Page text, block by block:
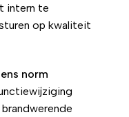
intern te
op kwaliteit
norm